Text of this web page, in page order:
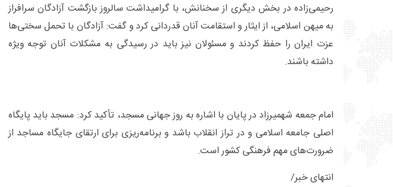
رحیمی‌زاده در بخش دیگری از سخنانش، با گرامیداشت سالروز بازگشت آزادگان سرافراز
به میهن اسلامی، از ایثار و استقامت آنان قدردانی کرد و گفت: آزادگان با تحمل سختی‌ها
عزت ایران را حفظ کردند و مسئولان نیز باید در رسیدگی به مشکلات آنان توجه ویژه
داشته باشند.
امام جمعه شهمیرزاد در پایان با اشاره به روز جهانی مسجد، تأکید کرد: مسجد باید پایگاه
اصلی جامعه اسلامی و در تراز انقلاب باشد و برنامه‌ریزی برای ارتقای جایگاه مساجد از
ضرورت‌های مهم فرهنگی کشور است.
انتهای خبر/